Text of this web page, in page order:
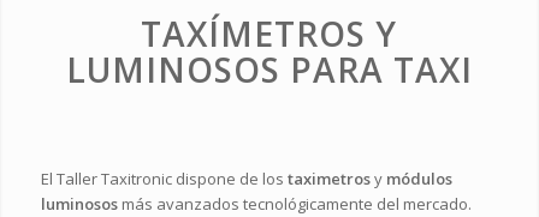
TAXÍMETROS Y
LUMINOSOS PARA TAXI
El Taller Taxitronic dispone de los taximetrosy módulos
luminososmás avanzados tecnológicamente del mercado.